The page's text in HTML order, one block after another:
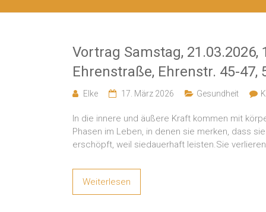
Vortrag Samstag,
Ehrenstraße, Ehrenstr. 45-47,
Elke 17. März 2026 Gesundheit
In die innere und äußere Kraft kommen mit
Phasen im Leben, in denen sie merken, dass
erschöpft, weil siedauerhaft leisten.Sie
Weiterlesen